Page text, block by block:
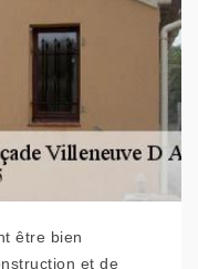
être bien
et de